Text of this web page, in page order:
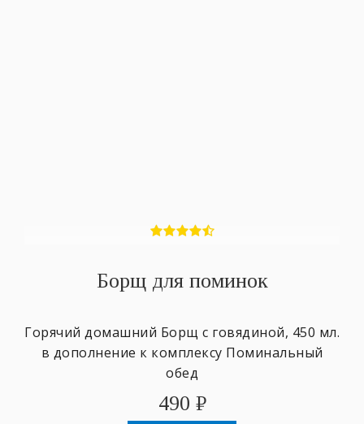
Борщ для поминок
Горячий домашний Борщ с говядиной, 450 мл.
в дополнение к комплексу Поминальный
обед
490 ₽